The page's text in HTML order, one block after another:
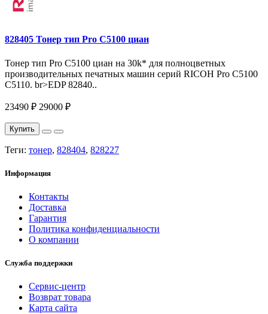
828405 Тонер тип Pro C5100 циан
Тонер тип Pro C5100 циан на 30k* для полноцветных
производительных печатных машин серий RICOH Pro C5100
C5110. br>EDP 82840..
23490 ₽ 29000 ₽
Купить
Теги: тонер, 828404, 828227
Информация
Контакты
Доставка
Гарантия
Политика конфиденциальности
О компании
Служба поддержки
Сервис-центр
Возврат товара
Карта сайта